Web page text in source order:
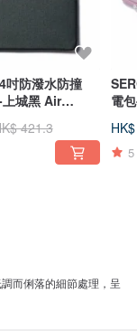
吋防潑水防撞
城黑 Air
421.3
電
5
而俐落的細節處理，呈
而經典的包款則像是你
變的設計思維。